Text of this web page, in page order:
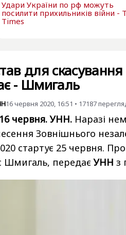
Удари України по рф можуть
посилити прихильників війни -
Times
для
- Шмигаль
16 червня 2020, 16:51 • 17187
червня. УНН. Наразі
Зовнішнього
стартує 25 червня.
Шмигаль, передаєУНН з